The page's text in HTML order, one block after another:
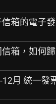
箱的電子
箱，如何
12月 統一發